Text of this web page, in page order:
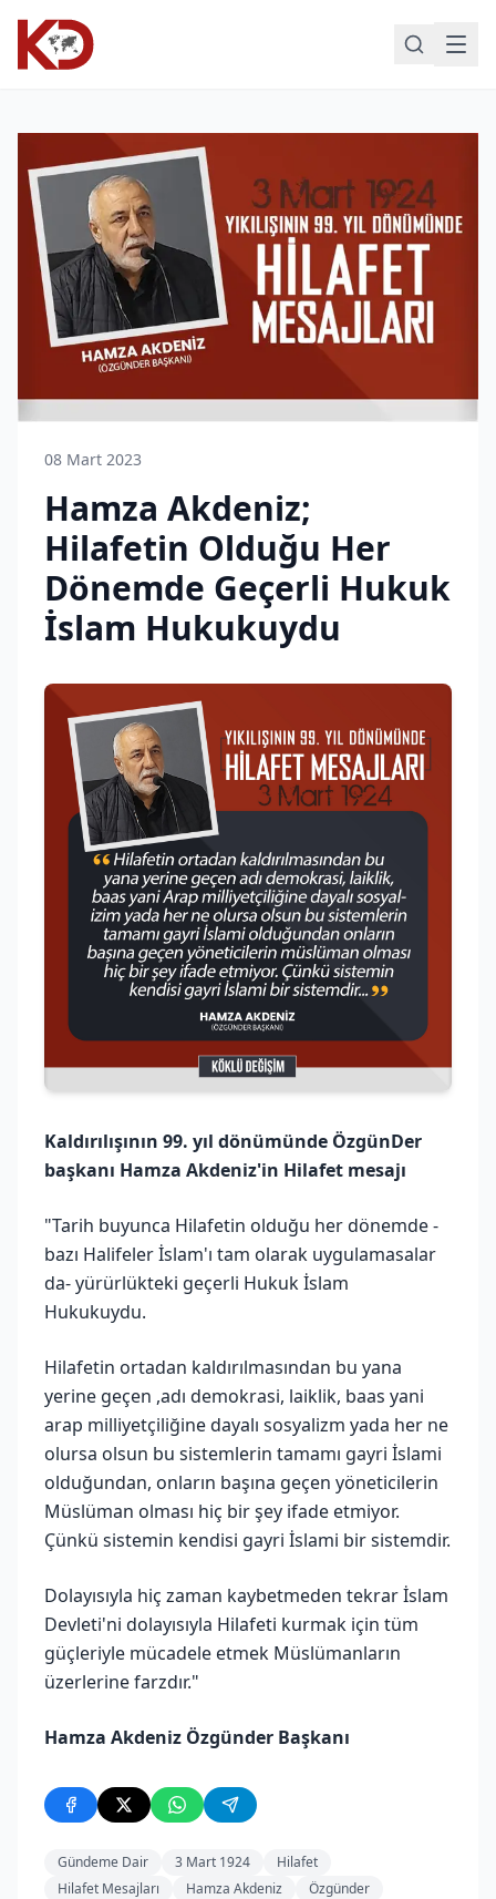
08 Mart 2023
Hamza Akdeniz;
Hilafetin Olduğu Her
Dönemde Geçerli Hukuk
İslam Hukukuydu
Kaldırılışının 99. yıl dönümünde ÖzgünDer
başkanı Hamza Akdeniz'in Hilafet mesajı
"Tarih buyunca Hilafetin olduğu her dönemde -
bazı Halifeler İslam'ı tam olarak uygulamasalar
da- yürürlükteki geçerli Hukuk İslam
Hukukuydu.
Hilafetin ortadan kaldırılmasından bu yana
yerine geçen ,adı demokrasi, laiklik, baas yani
arap milliyetçiliğine dayalı sosyalizm yada her ne
olursa olsun bu sistemlerin tamamı gayri İslami
olduğundan, onların başına geçen yöneticilerin
Müslüman olması hiç bir şey ifade etmiyor.
Çünkü sistemin kendisi gayri İslami bir sistemdir.
Dolayısıyla hiç zaman kaybetmeden tekrar İslam
Devleti'ni dolayısıyla Hilafeti kurmak için tüm
güçleriyle mücadele etmek Müslümanların
üzerlerine farzdır."
Hamza Akdeniz Özgünder Başkanı
Gündeme Dair 3 Mart 1924
Hilafet
Hilafet Mesajları
Hamza Akdeniz
Özgünder